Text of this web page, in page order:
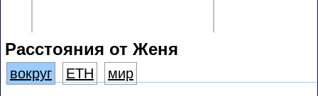
Расстояния от Женя
вокруг ETH
мир